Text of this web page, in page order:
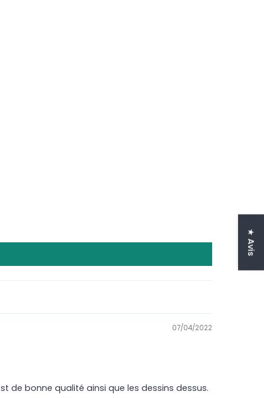
07/04/2022
de bonne qualité ainsi que les dessins dessus.
★ Avis